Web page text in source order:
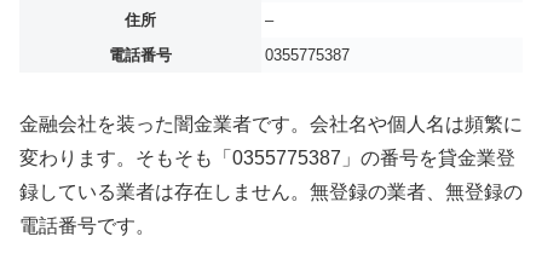
住所
–
電話番号
0355775387
金融会社を装った闇金業者です。会社名や個人名は頻繁に
変わります。そもそも「0355775387」の番号を貸金業登
録している業者は存在しません。無登録の業者、無登録の
電話番号です。